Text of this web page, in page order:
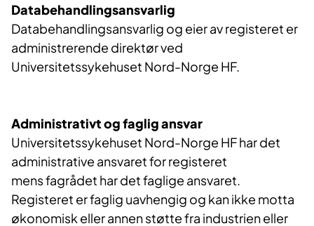
Databehandlingsansvarlig
Databehandlingsansvarlig og eier av registeret er
administrerende direktør ved
Universitetssykehuset Nord-Norge HF.
Administrativt og faglig ansvar
Universitetssykehuset Nord-Norge HF har det
administrative ansvaret for registeret
mens fagrådet har det faglige ansvaret.
Registeret er faglig uavhengig og kan ikke motta
økonomisk eller annen støtte fra industrien eller